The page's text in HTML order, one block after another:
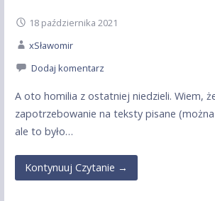
18 października 2021
xSławomir
Dodaj komentarz
A oto homilia z ostatniej niedzieli. Wiem,
zapotrzebowanie na teksty pisane
ale to było…
Kontynuuj Czytanie →